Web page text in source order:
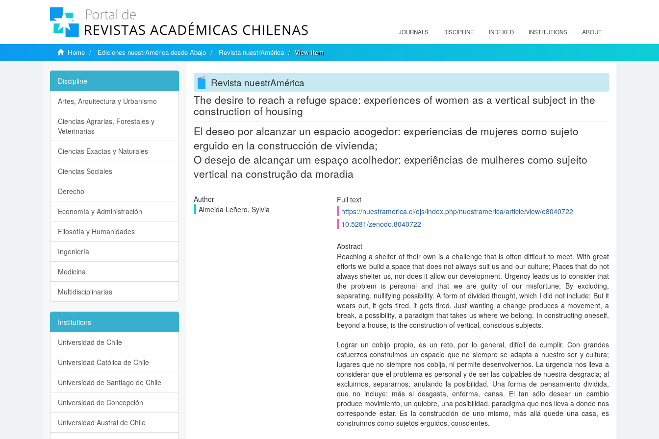
JOURNALS DISCIPLINE INDEXED INSTITUTIONS ABOUT
Home Ediciones nuestrAmérica desde Abajo Revista nuestrAmérica View Item
Revista nuestrAmérica
The desire to reach a refuge space: experiences of women as a vertical subject in the
construction of housing
El deseo por alcanzar un espacio acogedor: experiencias de mujeres como sujeto
erguido en la construcción de vivienda;
O desejo de alcançar um espaço acolhedor: experiências de mulheres como sujeito
vertical na construção da moradia
Author
Almeida Leñero, Sylvia
Full text
https://nuestramerica.cl/ojs/index.php/nuestramerica/article/view/e8040722
10.5281/zenodo.8040722
Abstract
Reaching a shelter of their own is a challenge that is often difficult to meet. With great
efforts we build a space that does not always suit us and our culture; Places that do not
always shelter us, nor does it allow our development. Urgency leads us to consider that
the problem is personal and that we are guilty of our misfortune; By excluding,
separating, nullifying possibility. A form of divided thought, which I did not include; But it
wears out, it gets tired, it gets tired. Just wanting a change produces a movement, a
break, a possibility, a paradigm that takes us where we belong. In constructing oneself,
beyond a house, is the construction of vertical, conscious subjects.
Lograr un cobijo propio, es un reto, por lo general, difícil de cumplir. Con grandes
esfuerzos construimos un espacio que no siempre se adapta a nuestro ser y cultura;
lugares que no siempre nos cobija, ni permite desenvolvernos. La urgencia nos lleva a
considerar que el problema es personal y de ser las culpables de nuestra desgracia; al
excluirnos, separarnos; anulando la posibilidad. Una forma de pensamiento dividida,
que no incluye; más si desgasta, enferma, cansa. El tan sólo desear un cambio
produce movimiento, un quiebre, una posibilidad, paradigma que nos lleva a donde nos
corresponde estar. Es la construcción de uno mismo, más allá quede una casa, es
construirnos como sujetos erguidos, conscientes.
Discipline
Artes, Arquitectura y Urbanismo
Ciencias Agrarias, Forestales y
Veterinarias
Ciencias Exactas y Naturales
Ciencias Sociales
Derecho
Economía y Administración
Filosofía y Humanidades
Ingeniería
Medicina
Multidisciplinarias
Institutions
Universidad de Chile
Universidad Católica de Chile
Universidad de Santiago de Chile
Universidad de Concepción
Universidad Austral de Chile